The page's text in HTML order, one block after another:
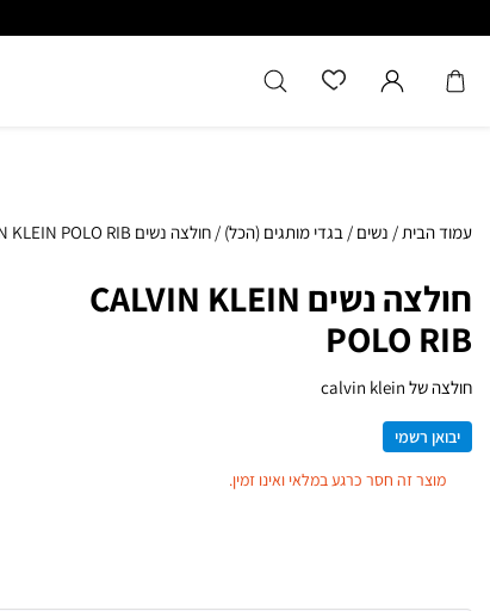
עמוד הבית/ נשים / בגדי מותגים (הכל) / חולצה נשים CALVIN KLEIN POLO RIB
חולצה נשים CALVIN KLEIN
POLO RIB
חולצה של calvin klein
יבואן רשמי
מוצר זה חסר כרגע במלאי ואינו זמין.